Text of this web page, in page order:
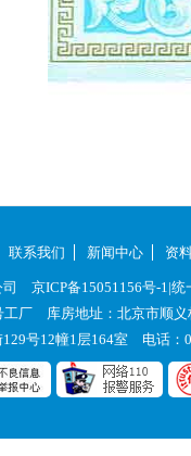
联系我们 新闻中心 资
司 京ICP备15051156号-1|统
厂 库房地址：北京市顺
号12幢1层164室 电话